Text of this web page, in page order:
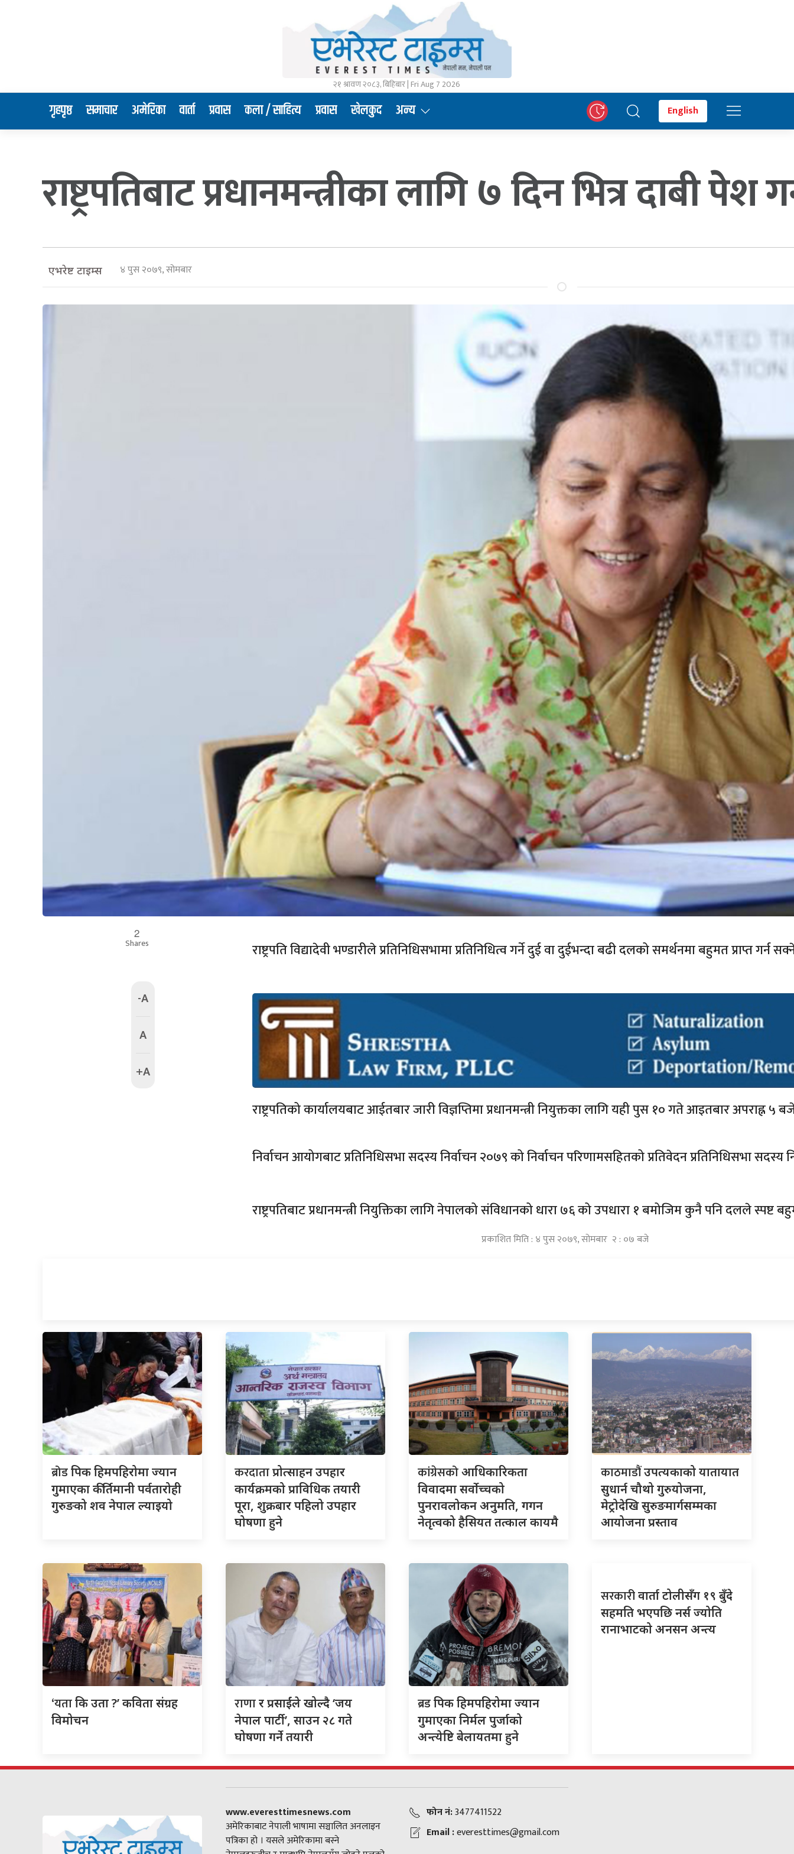
२१ श्रावण २०८३, बिहिबार | Fri Aug 7 2026
गृहपृष्ठ समाचार अमेरिका वार्ता प्रवास कला / साहित्य प्रवास खेलकुद अन्य English
राष्ट्रपतिबाट प्रधानमन्त्रीका लागि ७ दिन भित्र दाबी पेश
एभरेष्ट टाइम्स ४ पुस २०७९, सोमबार
2
Shares
-A
A
+A
राष्ट्रपति विद्यादेवी भण्डारीले प्रतिनिधिसभामा प्रतिनिधित्व गर्ने दुई वा दुईभन्दा बढी दलको समर्थनमा बहुमत प्राप्त
राष्ट्रपतिको कार्यालयबाट आईतबार जारी विज्ञप्तिमा प्रधानमन्त्री नियुक्तका लागि यही पुस १० गते आइतबार अपराह्न ५
निर्वाचन आयोगबाट प्रतिनिधिसभा सदस्य निर्वाचन २०७९ को निर्वाचन परिणामसहितको प्रतिवेदन प्रतिनिधिसभा
राष्ट्रपतिबाट प्रधानमन्त्री नियुक्तिका लागि नेपालको संविधानको धारा ७६ को उपधारा १ बमोजिम कुनै पनि दलले
प्रकाशित मिति : ४ पुस २०७९, सोमबार २ : ०७ बजे
ब्रोडपिक हिमपहिरोमा ज्यान
गुमाएका कीर्तिमानी पर्वतारोही
गुरुङको शव नेपाल ल्याइयो
करदाताप्रोत्साहन उपहार
कार्यक्रमको प्राविधिक तयारी
पूरा, शुक्रबार पहिलो उपहार
घोषणा हुने
कांग्रेसकोआधिकारिकता
विवादमा सर्वोच्चको
पुनरावलोकन अनुमति, गगन
नेतृत्वको हैसियत तत्काल कायमै
काठमाडौंउपत्यकाको यातायात
सुधार्न चौथो गुरुयोजना,
मेट्रोदेखि सुरुङमार्गसम्मका
आयोजना प्रस्ताव
‘यताकि उता ?’ कविता संग्रह
विमोचन
राणार प्रसाईंले खोल्दै ‘जय
नेपाल पार्टी’, साउन २८ गते
घोषणा गर्ने तयारी
ब्रडपिक हिमपहिरोमा ज्यान
गुमाएका निर्मल पुर्जाको
अन्त्येष्टि बेलायतमा हुने
सरकारीवार्ता टोलीसँग १९ बुँदे
सहमति भएपछि नर्स ज्योति
रानाभाटको अनसन अन्त्य
www.everesttimesnews.com
अमेरिकाबाट नेपाली भाषामा सञ्चालित अनलाइन
पत्रिका हो । यसले अमेरिकामा बस्ने
फोन नं:3477411522
Email :everesttimes@gmail.com